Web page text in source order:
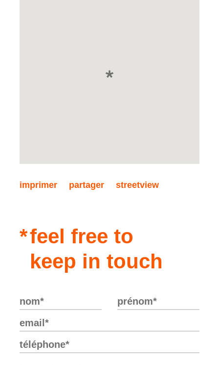
imprimer partager streetview
feel free to
keep in touch